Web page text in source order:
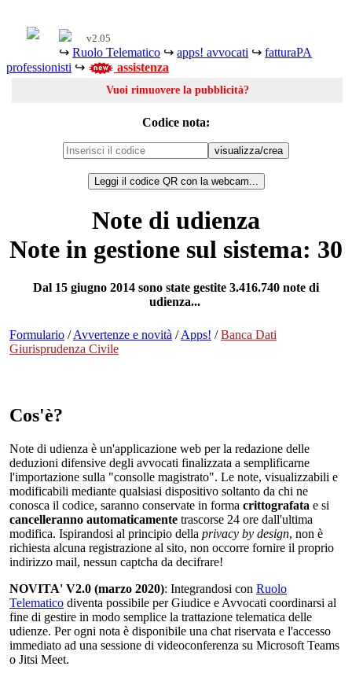
v2.05
↪Ruolo Telematico ↪apps! avvocati ↪fatturaPA
professionisti ↪ assistenza
Vuoi rimuovere la pubblicità?
Codice nota:
Leggi il codice QR con la webcam...
Note di udienza
Note in gestione sul sistema: 30
Dal 15 giugno 2014 sono state gestite 3.416.740 note di
udienza...
Formulario /Avvertenze e novità /Apps! /Banca Dati
Giurisprudenza Civile
Cos'è?
Note di udienza è un'applicazione web per la redazione delle
deduzioni difensive degli avvocati finalizzata a semplificarne
l'importazione sulla "consolle magistrato". Le note, visualizzabili e
modificabili mediante qualsiasi dispositivo soltanto da chi ne
conosca il codice, saranno conservate in forma crittografata e si
cancelleranno automaticamente trascorse 24 ore dall'ultima
modifica. Ispirandosi al principio della privacy by design, non è
richiesta alcuna registrazione al sito, non occorre fornire il proprio
indirizzo mail, nessun captcha da decifrare!
NOVITA' V2.0 (marzo 2020): Integrandosi con Ruolo
Telematico diventa possibile per Giudice e Avvocati coordinarsi al
fine di gestire in modo semplice la trattazione telematica delle
udienze. Per ogni nota è disponibile una chat riservata e l'accesso
immediato ad una sessione di videoconferenza su Microsoft Teams
o Jitsi Meet.